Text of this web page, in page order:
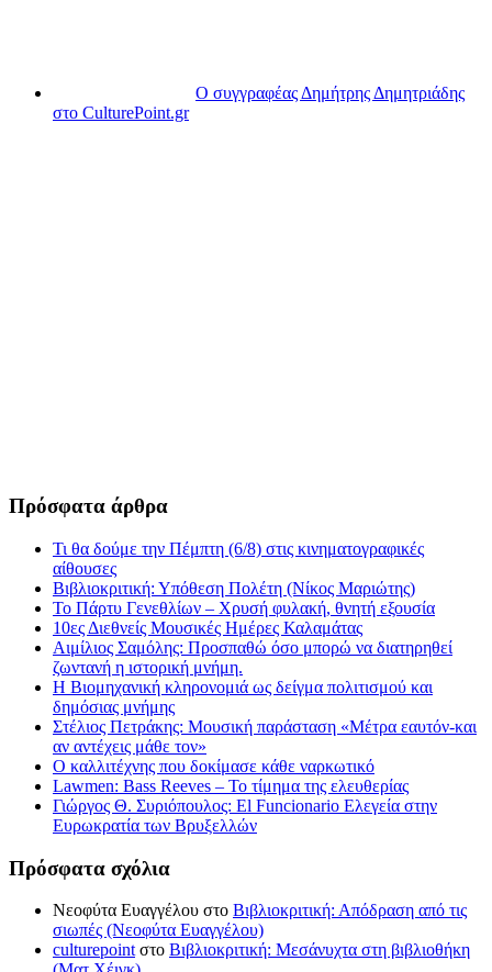
Ο συγγραφέας Δημήτρης Δημητριάδης
στο CulturePoint.gr
Πρόσφατα άρθρα
Τι θα δούμε την Πέμπτη (6/8) στις κινηματογραφικές
αίθουσες
Βιβλιοκριτική: Υπόθεση Πολέτη (Νίκος Μαριώτης)
Το Πάρτυ Γενεθλίων – Χρυσή φυλακή, θνητή εξουσία
10ες Διεθνείς Μουσικές Ημέρες Καλαμάτας
Αιμίλιος Σαμόλης: Προσπαθώ όσο μπορώ να διατηρηθεί
ζωντανή η ιστορική μνήμη.
Η Βιομηχανική κληρονομιά ως δείγμα πολιτισμού και
δημόσιας μνήμης
Στέλιος Πετράκης: Μουσική παράσταση «Μέτρα εαυτόν-και
αν αντέχεις μάθε τον»
Ο καλλιτέχνης που δοκίμασε κάθε ναρκωτικό
Lawmen: Bass Reeves – Το τίμημα της ελευθερίας
Γιώργος Θ. Συριόπουλος: El Funcionario Ελεγεία στην
Ευρωκρατία των Βρυξελλών
Πρόσφατα σχόλια
Νεοφύτα Ευαγγέλου στο Βιβλιοκριτική: Απόδραση από τις
σιωπές (Νεοφύτα Ευαγγέλου)
culturepointστο Βιβλιοκριτική: Μεσάνυχτα στη βιβλιοθήκη